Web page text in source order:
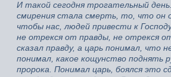
И такой сегодня трогательный
смирения стала смерть, то, что он
чтобы нас, людей привести к
не отрекся от правды, не отрекся
сказал правду, а царь понимал, что
понимал, какое кощунство поднять
пророка. Понимал царь, боялся это